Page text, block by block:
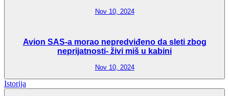
Nov 10, 2024
Avion SAS-a morao nepredviđeno da sleti zbog
neprijatnosti- živi miš u kabini
Nov 10, 2024
Istorija